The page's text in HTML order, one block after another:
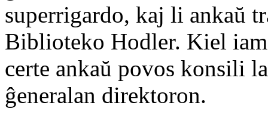
superrigardo, kaj li ankaŭ
Biblioteko Hodler. Kiel
certe ankaŭ povos konsili
ĝeneralan direktoron.